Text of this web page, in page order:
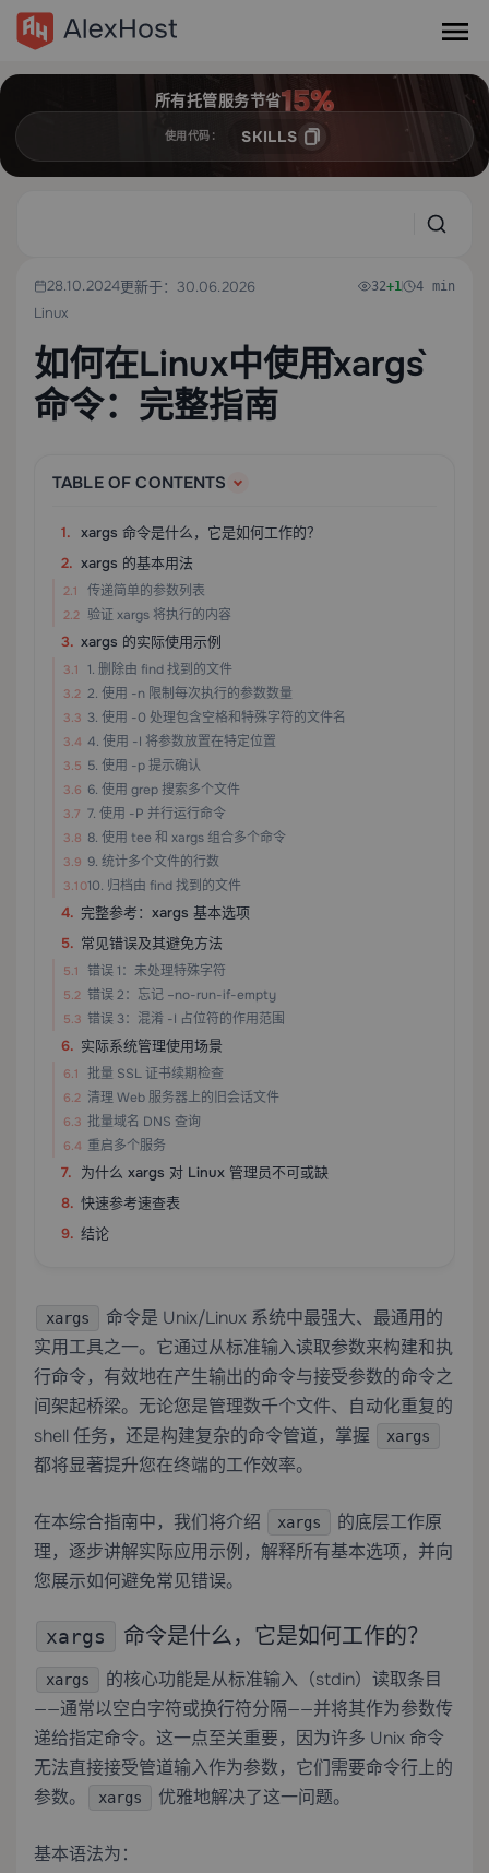
所有托管服务节省
使用代码： SKILLS
28.10.2024更新于：30.06.2026
Linux
32+1 4 min
如何在Linux中使用`xargs`
命令：完整指南
TABLE OF CONTENTS
xargs 命令是什么，它是如何工作的？
xargs 的基本用法
传递简单的参数列表
验证 xargs 将执行的内容
xargs 的实际使用示例
1. 删除由 find 找到的文件
2. 使用 -n 限制每次执行的参数数量
3. 使用 -0 处理包含空格和特殊字符的文件名
4. 使用 -I 将参数放置在特定位置
5. 使用 -p 提示确认
6. 使用 grep 搜索多个文件
7. 使用 -P 并行运行命令
8. 使用 tee 和 xargs 组合多个命令
9. 统计多个文件的行数
10. 归档由 find 找到的文件
完整参考：xargs 基本选项
常见错误及其避免方法
错误 1：未处理特殊字符
错误 2：忘记 –no-run-if-empty
错误 3：混淆 -I 占位符的作用范围
实际系统管理使用场景
批量 SSL 证书续期检查
清理 Web 服务器上的旧会话文件
批量域名 DNS 查询
重启多个服务
为什么 xargs 对 Linux 管理员不可或缺
快速参考速查表
结论
xargs
命令是 Unix/Linux 系统中最强大、最通用的
实用工具之一。它通过从标准输入读取参数来构建和执
行命令，有效地在产生输出的命令与接受参数的命令之
间架起桥梁。无论您是管理数千个文件、自动化重复的
shell 任务，还是构建复杂的命令管道，掌握
xargs
都将显著提升您在终端的工作效率。
在本综合指南中，我们将介绍 xargs
的底层工作原
理，逐步讲解实际应用示例，解释所有基本选项，并向
您展示如何避免常见错误。
xargs 命令是什么，它是如何工作的？
xargs
的核心功能是从标准输入（stdin）读取条目
——通常以空白字符或换行符分隔——并将其作为参数传
递给指定命令。这一点至关重要，因为许多 Unix 命令
无法直接接受管道输入作为参数，它们需要命令行上的
参数。
xargs 优雅地解决了这一问题。
基本语法为：